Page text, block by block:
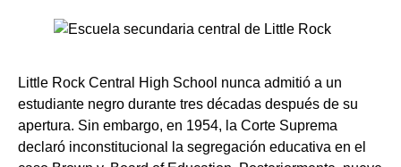
Little Rock Central High School nunca admitió a un
estudiante negro durante tres décadas después de su
apertura. Sin embargo, en 1954, la Corte Suprema
declaró inconstitucional la segregación educativa en el